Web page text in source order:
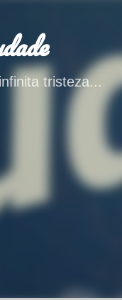
Ir al
tristeza...